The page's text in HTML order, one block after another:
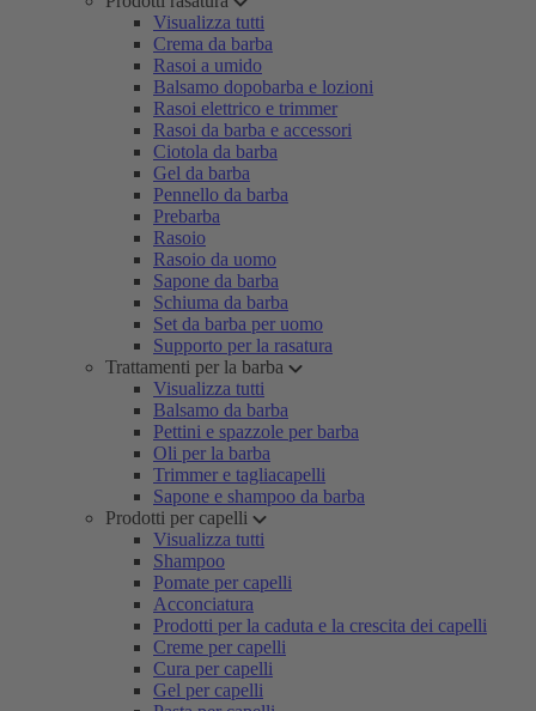
Visualizza tutti
Crema da barba
Rasoi a umido
Balsamo dopobarba e lozioni
Rasoi elettrico e trimmer
Rasoi da barba e accessori
Ciotola da barba
Gel da barba
Pennello da barba
Prebarba
Rasoio
Rasoio da uomo
Sapone da barba
Schiuma da barba
Set da barba per uomo
Supporto per la rasatura
Trattamenti per la barba
Visualizza tutti
Balsamo da barba
Pettini e spazzole per barba
Oli per la barba
Trimmer e tagliacapelli
Sapone e shampoo da barba
Prodotti per capelli
Visualizza tutti
Shampoo
Pomate per capelli
Acconciatura
Prodotti per la caduta e la crescita dei capelli
Creme per capelli
Cura per capelli
Gel per capelli